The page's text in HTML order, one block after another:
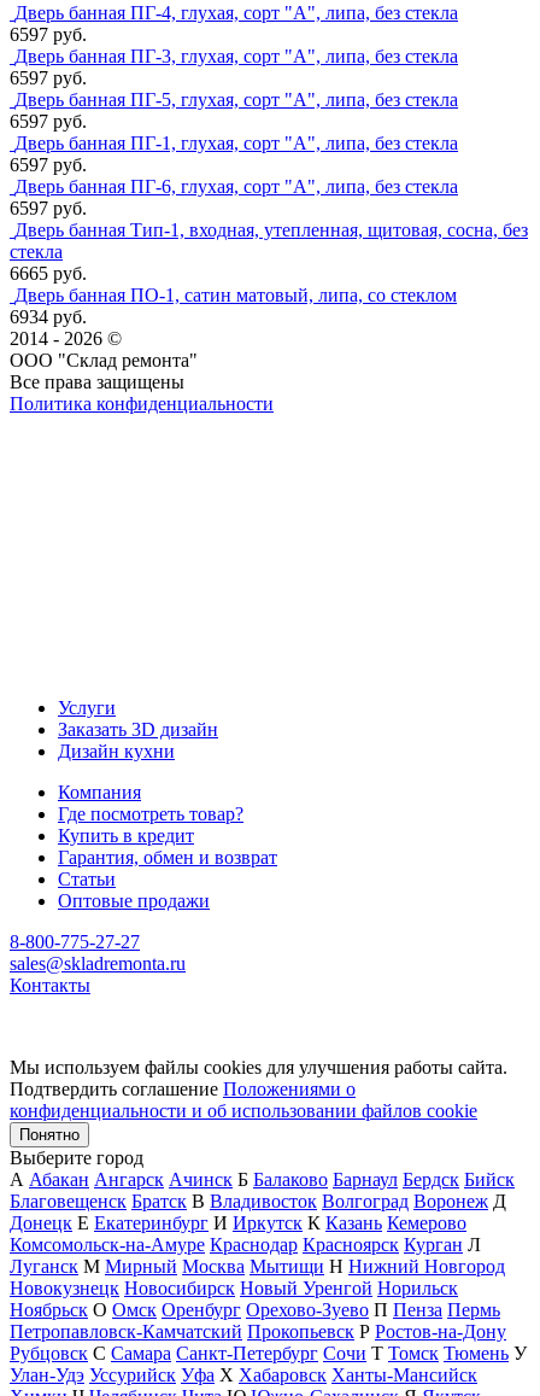
Дверь банная ПГ-4, глухая, сорт "А", липа, без стекла
6597 руб.
Дверь банная ПГ-3, глухая, сорт "А", липа, без стекла
6597 руб.
Дверь банная ПГ-5, глухая, сорт "А", липа, без стекла
6597 руб.
Дверь банная ПГ-1, глухая, сорт "А", липа, без стекла
6597 руб.
Дверь банная ПГ-6, глухая, сорт "А", липа, без стекла
6597 руб.
Дверь банная Тип-1, входная, утепленная, щитовая, сосна, без
стекла
6665 руб.
Дверь банная ПО-1, сатин матовый, липа, со стеклом
6934 руб.
2014 - 2026 ©
ООО "Склад ремонта"
Все права защищены
Политика конфиденциальности
Услуги
Заказать 3D дизайн
Дизайн кухни
Компания
Где посмотреть товар?
Купить в кредит
Гарантия, обмен и возврат
Статьи
Оптовые продажи
8-800-775-27-27
sales@skladremonta.ru
Контакты
Мы используем файлы cookies для улучшения работы сайта.
Подтвердить соглашение Положениями о
конфиденциальности и об использовании файлов cookie
Понятно
Выберите город
А Абакан Ангарск Ачинск Б Балаково Барнаул Бердск Бийск
Благовещенск Братск В Владивосток Волгоград Воронеж Д
Донецк Е Екатеринбург И Иркутск К Казань Кемерово
Комсомольск-на-Амуре Краснодар Красноярск Курган Л
Луганск М Мирный Москва Мытищи Н Нижний Новгород
Новокузнецк Новосибирск Новый Уренгой Норильск
Ноябрьск О Омск Оренбург Орехово-Зуево П Пенза Пермь
Петропавловск-Камчатский Прокопьевск Р Ростов-на-Дону
Рубцовск С Самара Санкт-Петербург Сочи Т Томск Тюмень У
Улан-Удэ Уссурийск Уфа Х Хабаровск Ханты-Мансийск